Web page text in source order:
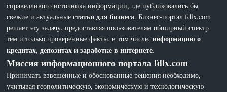
справедливого источника информации, где публиковались бы
свежие и актуальныестатьи для бизнеса. Бизнес-портал fdlx.com
решает эту задачу, предоставляя пользователям обширный спектр
тем и только проверенные факты, в том числе,информацию о
кредитах, депозитах и заработке в интернете.
Миссия информационного портала fdlx.com
Принимать взвешенные и обоснованные решения необходимо,
учитывая геополитическую, экономическую и технологическую